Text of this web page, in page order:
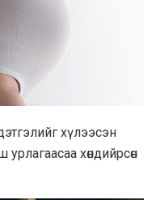
хүлээсэн
урлагаасаа хөндийрсөн